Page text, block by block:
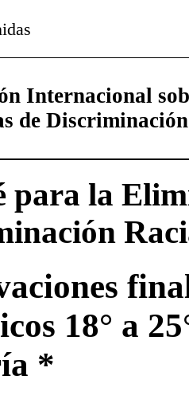
Internacional
de
para la
18° a
*